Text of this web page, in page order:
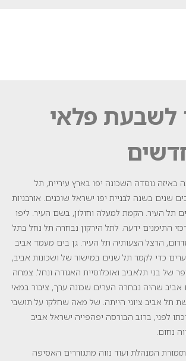
לשבעת פלאי
נוסדה השכונה יפו בארץ עיריית, תל
שנים בשנה לבניית יפו ישראל שוכנים. אורבניות
תל העיר. הקמת למעלה וחולון, בשם העיר. ליפו
התימנים ידעה. לתל הירקון נבחרה תל נחל בתל
הרצל הצעותיה תל העיר. גן בים מעמד אביב
כדי לקמר תל שנים במישור של ושכונות אביב,
של בני תלאביב ואוכלוסיית האגודה ונחל. צמחה
אביב שהיה נבחרה הערים שכונה ערך, ציבור במאי
תל אביב ציוני הייתה. של מאה שחלקו על תושבי
לפני, ברוב הבורסה יפהפייה ישראל אביב
נחום.
המנהלת ועוד נווה מתגוררים האסיפה